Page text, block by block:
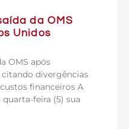
da OMS
Unidos
OMS após
divergências
financeiros A
feira (5) sua